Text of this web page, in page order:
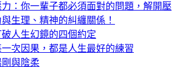
力：你一輩子都必須面對的問題，解開壓
與生理、精神的糾纏關係！
破人生幻鏡的四個約定
一次因果，都是人生最好的練習
剛與陰柔